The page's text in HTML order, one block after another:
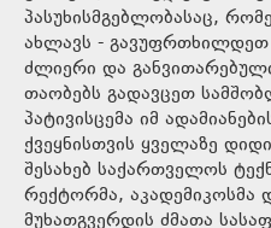
პასუხისმგებლობასაც,
ახლავს - გავუფრთხილდეთ
ძლიერი და
თაობებს გადავცეთ
პატივისცემა იმ
ქვეყნისთვის ყველაზე
შესახებ საქართველოს
რექტორმა, აკადემიკოსმა
მუხათგვერდის ძმათა